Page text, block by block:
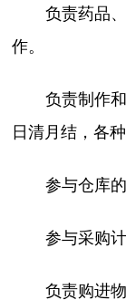
负责药品
作。
负责制作
日清月结，各
参与仓库
参与采购
负责购进